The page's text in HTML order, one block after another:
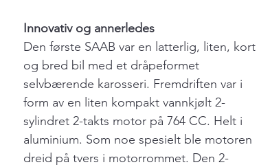
Innovativ og annerledes
Den første SAAB var en latterlig, liten, kort
og bred bil med et dråpeformet
selvbærende karosseri. Fremdriften var i
form av en liten kompakt vannkjølt 2-
sylindret 2-takts motor på 764 CC. Helt i
aluminium. Som noe spesielt ble motoren
dreid på tvers i motorrommet. Den 2-